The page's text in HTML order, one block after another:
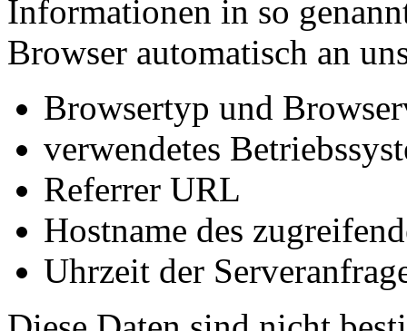
Informationen in so
Browser automatisch an
Browsertyp und
verwendetes
Referrer URL
Hostname des
Uhrzeit der